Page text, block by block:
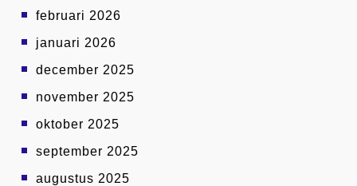
februari 2026
januari 2026
december 2025
november 2025
oktober 2025
september 2025
augustus 2025